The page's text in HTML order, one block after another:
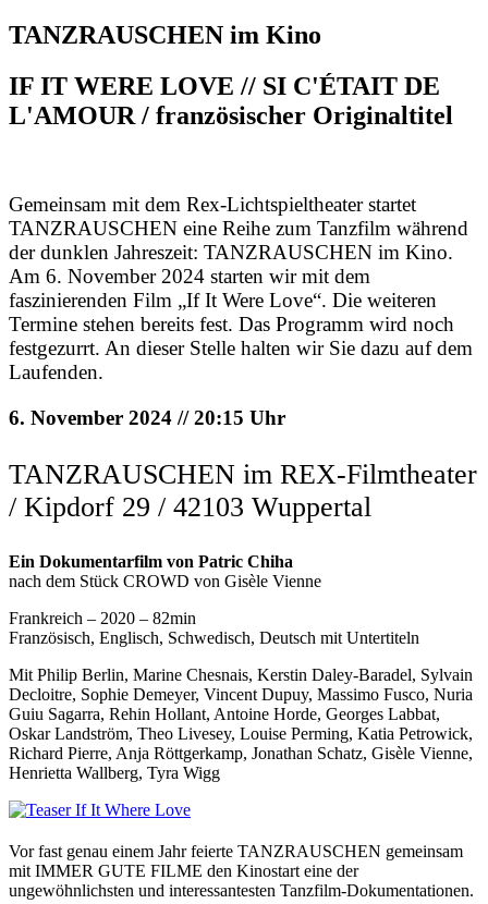
TANZRAUSCHEN im Kino
IF IT WERE LOVE // SI C'ÉTAIT DE
L'AMOUR / französischer Originaltitel
Gemeinsam mit dem Rex-Lichtspieltheater startet
TANZRAUSCHEN eine Reihe zum Tanzfilm während
der dunklen Jahreszeit: TANZRAUSCHEN im Kino.
Am 6. November 2024 starten wir mit dem
faszinierenden Film „If It Were Love“. Die weiteren
Termine stehen bereits fest. Das Programm wird noch
festgezurrt. An dieser Stelle halten wir Sie dazu auf dem
Laufenden.
6. November 2024 // 20:15 Uhr
TANZRAUSCHEN im REX-Filmtheater
/ Kipdorf 29 / 42103 Wuppertal
Ein Dokumentarfilm von Patric Chiha
nach dem Stück CROWD von Gisèle Vienne
Frankreich – 2020 – 82min
Französisch, Englisch, Schwedisch, Deutsch mit Untertiteln
Mit Philip Berlin, Marine Chesnais, Kerstin Daley-Baradel, Sylvain
Decloitre, Sophie Demeyer, Vincent Dupuy, Massimo Fusco, Nuria
Guiu Sagarra, Rehin Hollant, Antoine Horde, Georges Labbat,
Oskar Landström, Theo Livesey, Louise Perming, Katia Petrowick,
Richard Pierre, Anja Röttgerkamp, Jonathan Schatz, Gisèle Vienne,
Henrietta Wallberg, Tyra Wigg
Vor fast genau einem Jahr feierte TANZRAUSCHEN gemeinsam
mit IMMER GUTE FILME den Kinostart eine der
ungewöhnlichsten und interessantesten Tanzfilm-Dokumentationen.